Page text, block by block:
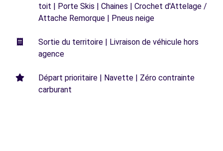
toit | Porte Skis | Chaines | Crochet d'Attelage /
Attache Remorque | Pneus neige
Sortie du territoire | Livraison de véhicule hors
agence
Départ prioritaire | Navette | Zéro contrainte
carburant